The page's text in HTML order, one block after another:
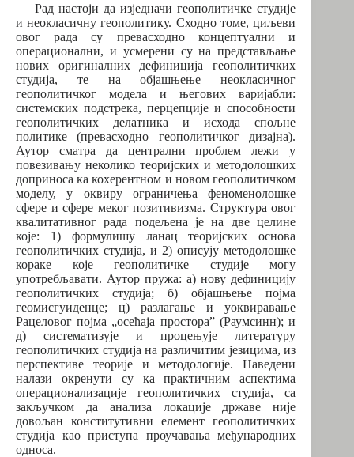
Рад настоји да изједначи геополитичке студије
и неокласичну геополитику. Сходно томе, циљеви
овог рада су превасходно концептуални и
операционални, и усмерени су на представљање
нових оригиналних дефиниција геополитичких
студија, те на објашњење неокласичног
геополитичког модела и његових варијабли:
системских подстрека, перцепције и способности
геополитичких делатника и исхода спољне
политике (превасходно геополитичког дизајна).
Аутор сматра да централни проблем лежи у
повезивању неколико теоријских и методолошких
доприноса ка кохерентном и новом геополитичком
моделу, у оквиру ограничења феноменолошке
сфере и сфере меког позитивизма. Структура овог
квалитативног рада подељена је на две целине
које: 1) формулишу ланац теоријских основа
геополитичких студија, и 2) описују методолошке
кораке које геополитичке студије могу
употребљавати. Аутор пружа: а) нову дефиницију
геополитичких студија; б) објашњење појма
геомисгуиденце; ц) разлагање и уоквиравање
Рацеловог појма „осећаја простора” (Раумсинн); и
д) систематизује и процењује литературу
геополитичких студија на различитим језицима, из
перспективе теорије и методологије. Наведени
налази окренути су ка практичним аспектима
операционализације геополитичких студија, са
закључком да анализа локације државе није
довољан конститутивни елемент геополитичких
студија као приступа проучавања међународних
односа.